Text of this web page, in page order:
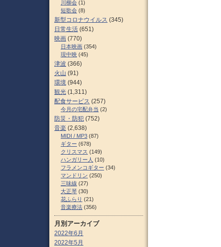
川柳会 (1)
短歌会 (8)
新型コロナウイルス (345)
日常生活 (651)
映画 (770)
日本映画 (354)
現中映 (45)
津波 (366)
火山 (91)
環境 (944)
観光 (1,311)
配食サービス (257)
今月の宅配弁当 (2)
防災・防犯 (752)
音楽 (2,638)
MIDI / MP3 (87)
ギター (678)
クリスマス (149)
ハンガリー人 (10)
フラメンコギター (34)
マンドリン (250)
三味線 (27)
大正琴 (30)
花ふらり (21)
音楽療法 (356)
月別アーカイブ
2022年6月
2022年5月